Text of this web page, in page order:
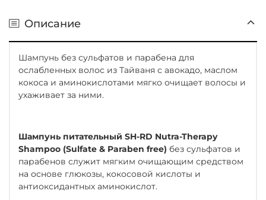
Описание
Шампунь без сульфатов и парабена для
ослабленных волос из Тайваня с авокадо, маслом
кокоса и аминокислотами мягко очищает волосы и
ухаживает за ними.
Шампунь питательный SH-RD Nutra-Therapy
Shampoo (Sulfate & Paraben free) без сульфатов и
парабенов служит мягким очищающим средством
на основе глюкозы, кокосовой кислоты и
антиоксидантных аминокислот.